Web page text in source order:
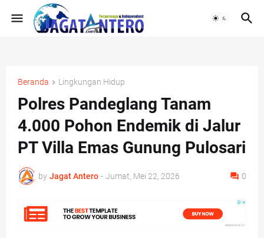
Beranda Lingkungan Hidup
Polres Pandeglang Tanam
4.000 Pohon Endemik di Jalur
PT Villa Emas Gunung Pulosari
by Jagat Antero - Jumat, Mei 22, 2026 0